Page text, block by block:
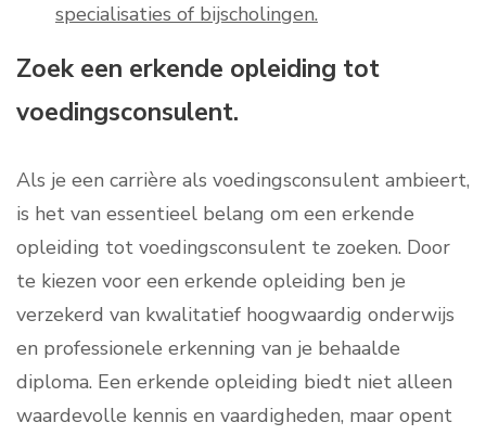
specialisaties of bijscholingen.
Zoek een erkende opleiding tot
voedingsconsulent.
Als je een carrière als voedingsconsulent ambieert,
is het van essentieel belang om een erkende
opleiding tot voedingsconsulent te zoeken. Door
te kiezen voor een erkende opleiding ben je
verzekerd van kwalitatief hoogwaardig onderwijs
en professionele erkenning van je behaalde
diploma. Een erkende opleiding biedt niet alleen
waardevolle kennis en vaardigheden, maar opent